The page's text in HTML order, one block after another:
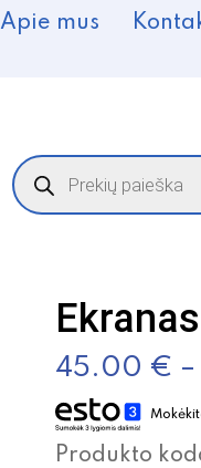
Apie mus
Products
search
45.00 € –
Produkto